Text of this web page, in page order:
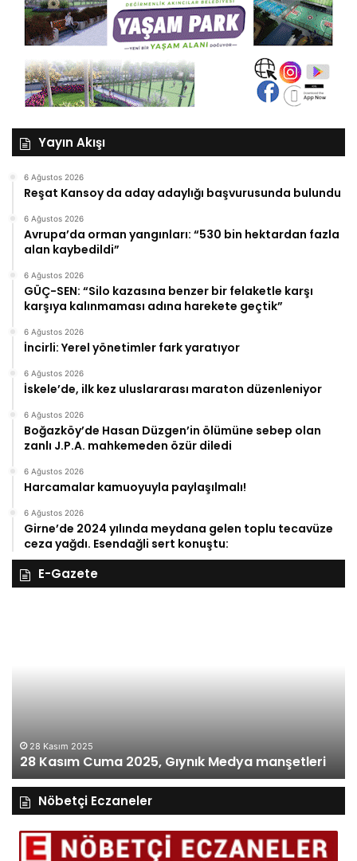
Yayın Akışı
6 Ağustos 2026
Reşat Kansoy da aday adaylığı başvurusunda bulundu
6 Ağustos 2026
Avrupa’da orman yangınları: “530 bin hektardan fazla
alan kaybedildi”
6 Ağustos 2026
GÜÇ-SEN: “Silo kazasına benzer bir felaketle karşı
karşıya kalınmaması adına harekete geçtik”
6 Ağustos 2026
İncirli: Yerel yönetimler fark yaratıyor
6 Ağustos 2026
İskele’de, ilk kez uluslararası maraton düzenleniyor
6 Ağustos 2026
Boğazköy’de Hasan Düzgen’in ölümüne sebep olan
zanlı J.P.A. mahkemeden özür diledi
6 Ağustos 2026
Harcamalar kamuoyuyla paylaşılmalı!
6 Ağustos 2026
Girne’de 2024 yılında meydana gelen toplu tecavüze
ceza yağdı. Esendağli sert konuştu:
E-Gazete
2025, Gıynık Medya manşetleri
manşetleri
Nöbetçi Eczaneler